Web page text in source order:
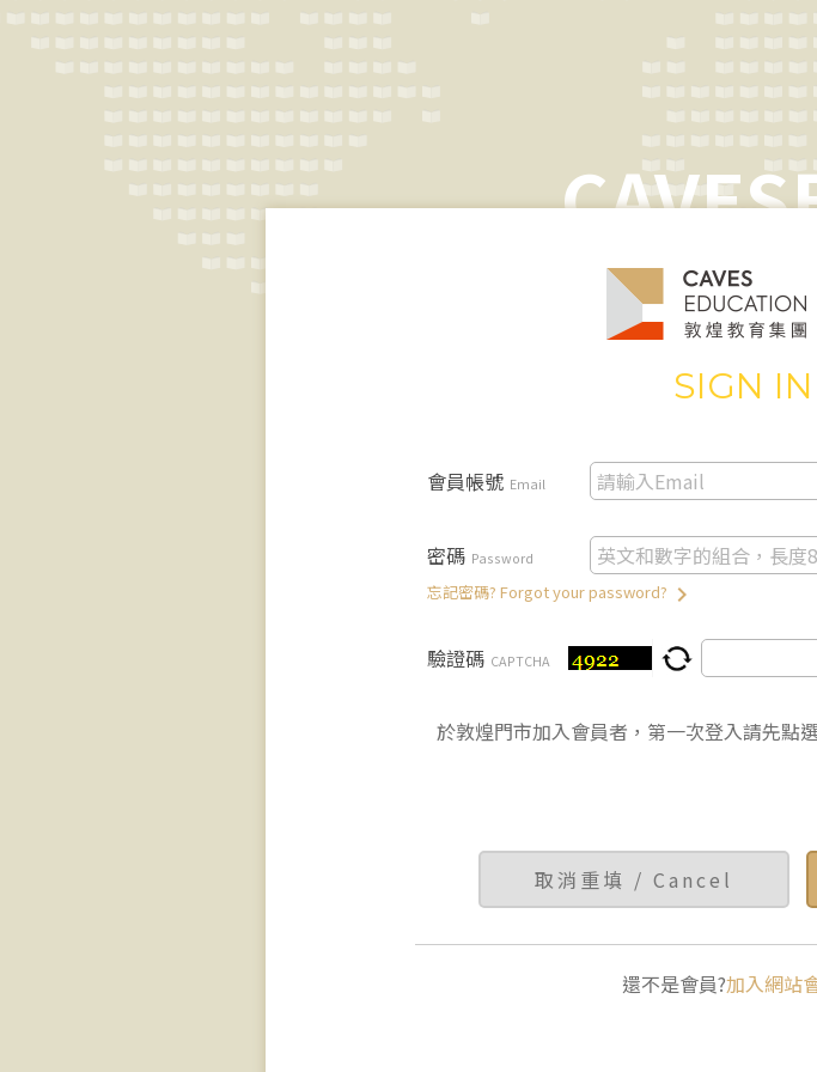
SIGN IN
會員帳號 Email
密碼 Password
忘記密碼? Forgot your password? keyboard_arrow_right
驗證碼 CAPTCHA
於敦煌門市加入會員者，第一次登入請先點
還不是會員?加入網站